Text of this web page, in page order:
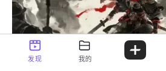
发现 我的